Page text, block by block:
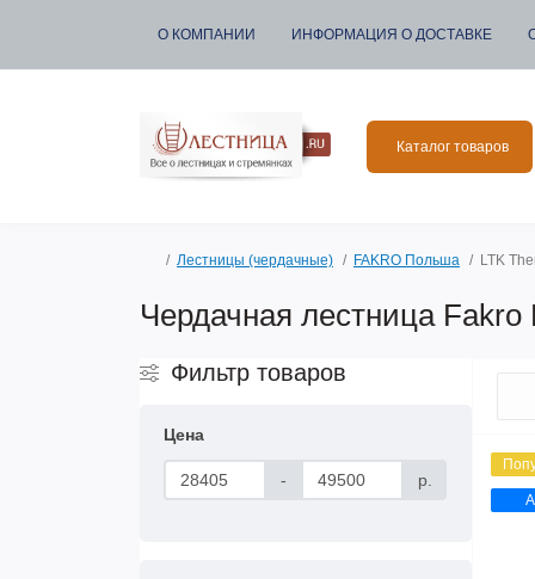
О КОМПАНИИ ИНФОРМАЦИЯ О ДОСТАВКЕ
Каталог товаров
Лестницы (чердачные) FAKRO Польша LTK
Чердачная лестница Fakro
Фильтр товаров
Цена
- р.